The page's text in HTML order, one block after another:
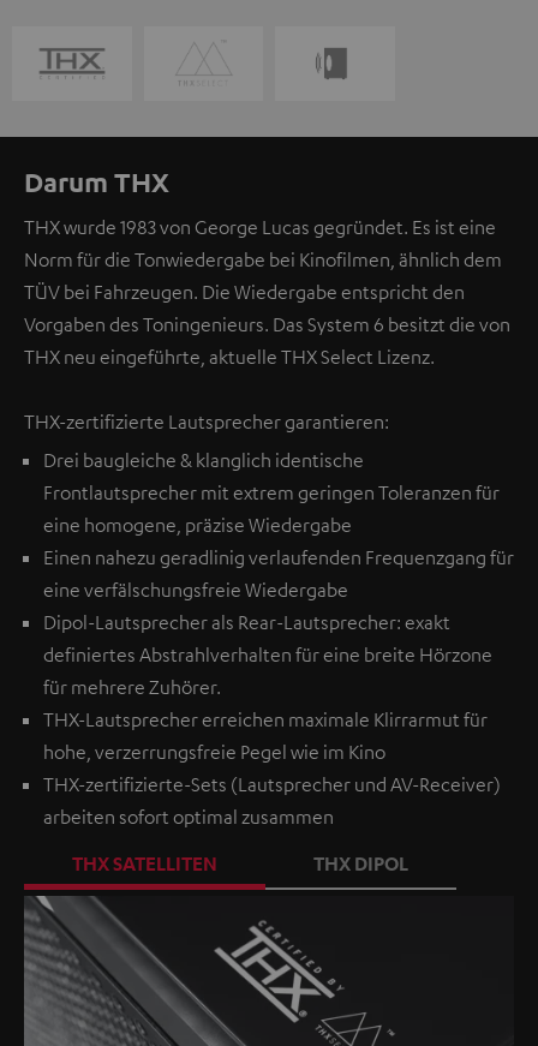
Darum THX
THX wurde 1983 von George Lucas gegründet. Es ist eine
Norm für die Tonwiedergabe bei Kinofilmen, ähnlich dem
TÜV bei Fahrzeugen. Die Wiedergabe entspricht den
Vorgaben des Toningenieurs. Das System 6 besitzt die von
THX neu eingeführte, aktuelle THX Select Lizenz.
THX-zertifizierte Lautsprecher garantieren:
Drei baugleiche & klanglich identische
Frontlautsprecher mit extrem geringen Toleranzen für
eine homogene, präzise Wiedergabe
Einen nahezu geradlinig verlaufenden Frequenzgang für
eine verfälschungsfreie Wiedergabe
Dipol-Lautsprecher als Rear-Lautsprecher: exakt
definiertes Abstrahlverhalten für eine breite Hörzone
für mehrere Zuhörer.
THX-Lautsprecher erreichen maximale Klirrarmut für
hohe, verzerrungsfreie Pegel wie im Kino
THX-zertifizierte-Sets (Lautsprecher und AV-Receiver)
arbeiten sofort optimal zusammen
THX SATELLITEN
THX DIPOL